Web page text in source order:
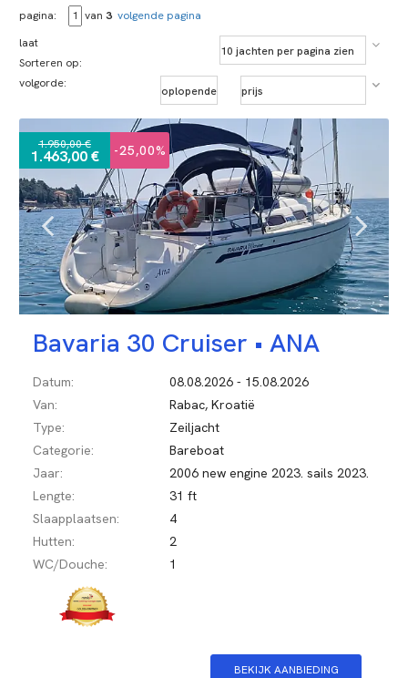
pagina: van 3 volgende pagina
laat
Sorteren op:
volgorde:
-25,00%
1.950,00 €
1.463,00 €
Bavaria 30 Cruiser • ANA
Datum:
08.08.2026 - 15.08.2026
Van:
Rabac, Kroatië
Type:
Zeiljacht
Categorie:
Bareboat
Jaar:
2006 new engine 2023. sails 2023.
Lengte:
31 ft
Slaapplaatsen:
4
Hutten:
2
WC/Douche:
1
BEKIJK AANBIEDING